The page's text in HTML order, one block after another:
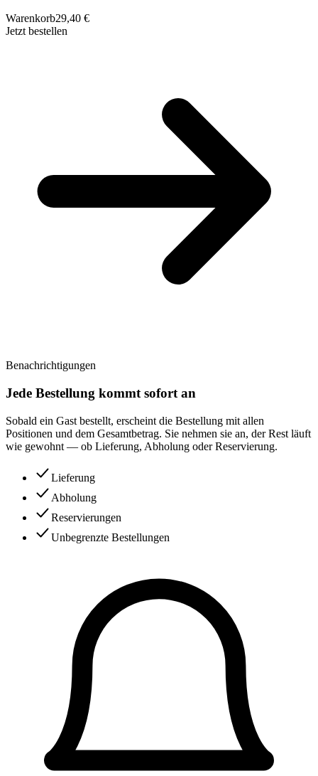
Warenkorb29,40 €
Jetzt bestellen
Benachrichtigungen
Jede Bestellung kommt sofort an
Sobald ein Gast bestellt, erscheint die Bestellung mit allen
Positionen und dem Gesamtbetrag. Sie nehmen sie an, der Rest läuft
wie gewohnt — ob Lieferung, Abholung oder Reservierung.
Lieferung
Abholung
Reservierungen
Unbegrenzte Bestellungen